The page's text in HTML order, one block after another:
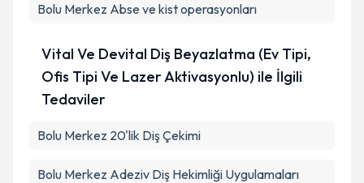
Bolu Merkez Abse ve kist operasyonları
Vital Ve Devital Diş Beyazlatma (Ev Tipi,
Ofis Tipi Ve Lazer Aktivasyonlu) ile İlgili
Tedaviler
Bolu Merkez 20'lik Diş Çekimi
Bolu Merkez Adeziv Diş Hekimliği Uygulamaları